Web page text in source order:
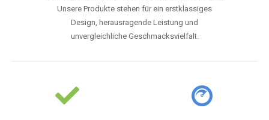
Unsere Produkte stehen für ein erstklassiges
Design, herausragende Leistung und
unvergleichliche Geschmacksvielfalt.